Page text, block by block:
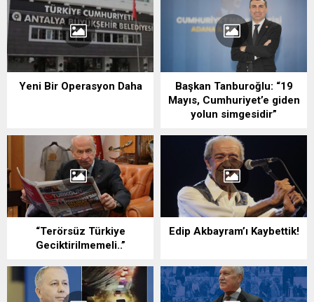
Yeni Bir Operasyon Daha
Başkan Tanburoğlu: “19
Mayıs, Cumhuriyet’e giden
yolun simgesidir”
“Terörsüz Türkiye
Geciktirilmemeli..”
Edip Akbayram’ı Kaybettik!